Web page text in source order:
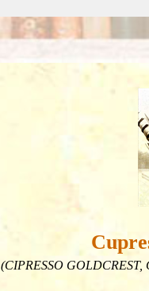
(CIPRESSO